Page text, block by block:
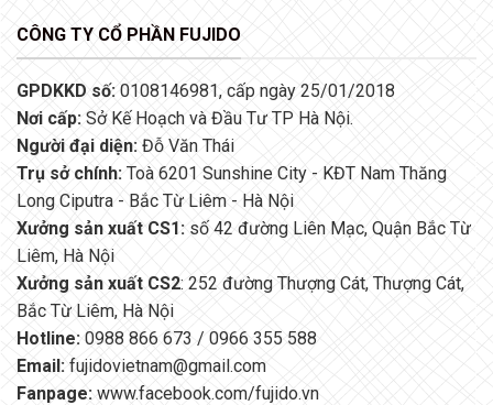
CÔNG TY CỔ PHẦN FUJIDO
GPDKKD số: 0108146981, cấp ngày 25/01/2018
Nơi cấp: Sở Kế Hoạch và Đầu Tư TP Hà Nội.
Người đại diện: Đỗ Văn Thái
Trụ sở chính: Toà 6201 Sunshine City - KĐT Nam Thăng
Long Ciputra - Bắc Từ Liêm - Hà Nội
Xưởng sản xuất CS1: số 42 đường Liên Mạc, Quận Bắc Từ
Liêm, Hà Nội
Xưởng sản xuất CS2: 252 đường Thượng Cát, Thượng Cát,
Bắc Từ Liêm, Hà Nội
Hotline:0988 866 673 / 0966 355 588
Email: fujidovietnam@gmail.com
Fanpage:www.facebook.com/fujido.vn